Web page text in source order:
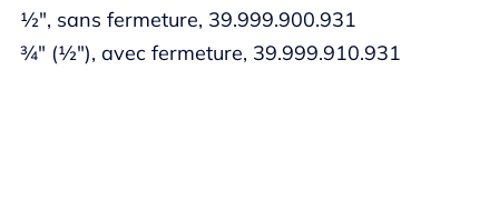
½", sans fermeture, 39.999.900.931
¾" (½"), avec fermeture, 39.999.910.931